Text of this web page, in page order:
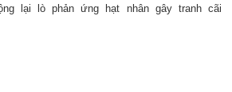
lại lò phản ứng hạt nhân gây tranh cãi